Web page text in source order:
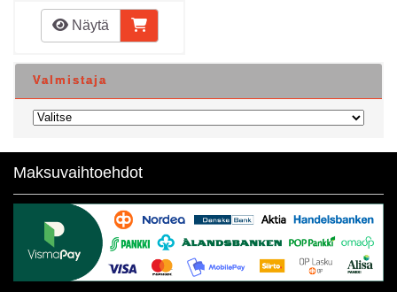
Näytä
Valmistaja
Maksuvaihtoehdot